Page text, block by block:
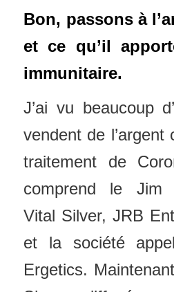
Bon, passons à
et ce qu’il
immunitaire.
J’ai vu beaucoup
vendent de l’argent
traitement de
comprend le Jim
Vital Silver, JRB
et la société
Ergetics.